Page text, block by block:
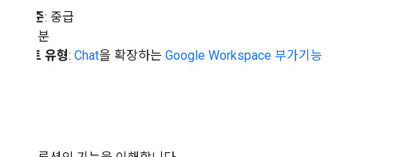
코딩 수준: 중급
: 25분
프로젝트 유형: Chat을 확장하는 Google Workspace 부가기능